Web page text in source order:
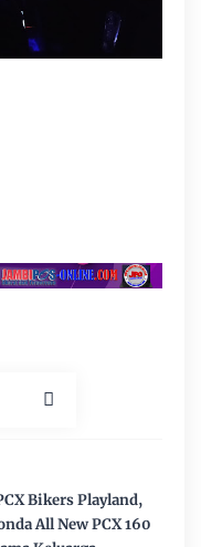
Bikers Playland,
All New PCX 160